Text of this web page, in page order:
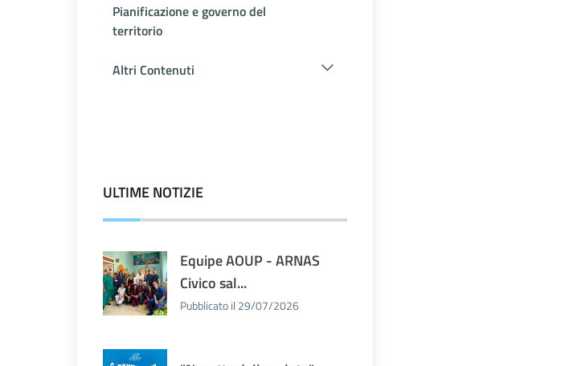
Pianificazione e governo del
territorio
Altri Contenuti
ULTIME NOTIZIE
Equipe AOUP - ARNAS
Civico sal...
Pubblicato il 29/07/2026